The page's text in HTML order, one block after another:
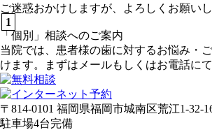
ご迷惑おかけしますが、よろしくお願いし
1
「個別」相談へのご案内
当院では、患者様の歯に対するお悩み・
けます。まずはメールもしくはお電話に
〒814-0101 福岡県福岡市城南区荒江1-32-
駐車場4台完備